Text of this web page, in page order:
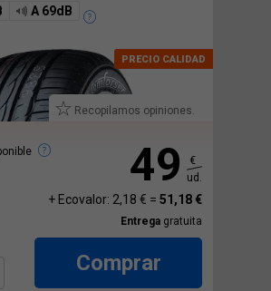
A 69dB
Recopilamos opiniones.
49
€
ud.
+ Ecovalor: 2,18 € = 51,18 €
Entrega gratuita
Comprar